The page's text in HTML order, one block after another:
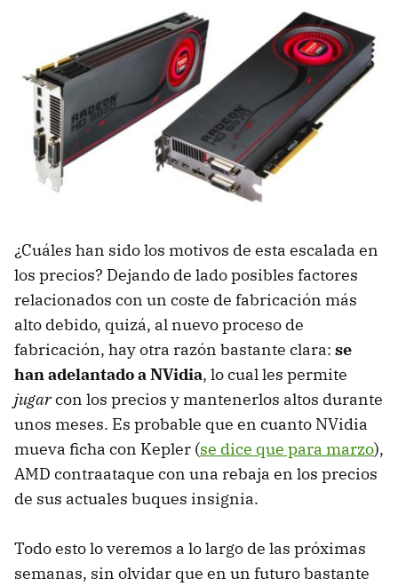
¿Cuáles han sido los motivos de esta escalada en
los precios? Dejando de lado posibles factores
relacionados con un coste de fabricación más
alto debido, quizá, al nuevo proceso de
fabricación, hay otra razón bastante clara: se
han adelantado a NVidia, lo cual les permite
jugarcon los precios y mantenerlos altos durante
unos meses. Es probable que en cuanto NVidia
mueva ficha con Kepler (se dice que para marzo),
AMD contraataque con una rebaja en los precios
de sus actuales buques insignia.
Todo esto lo veremos a lo largo de las próximas
semanas, sin olvidar que en un futuro bastante